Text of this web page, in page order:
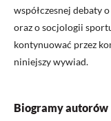
współczesnej debaty
oraz o socjologii
kontynuować przez
niniejszy wywiad.
Biogramy autorów